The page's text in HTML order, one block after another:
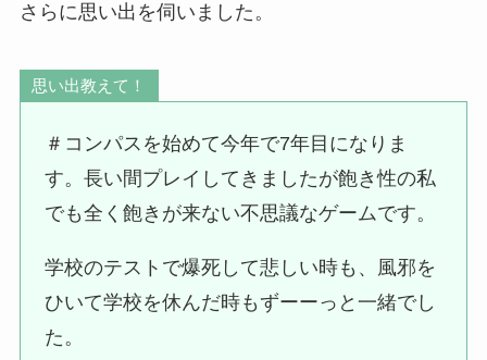
さらに思い出を伺いました。
思い出教えて！
＃コンパスを始めて今年で7年目になりま
す。長い間プレイしてきましたが飽き性の私
でも全く飽きが来ない不思議なゲームです。
学校のテストで爆死して悲しい時も、風邪を
ひいて学校を休んだ時もずーーっと一緒でし
た。